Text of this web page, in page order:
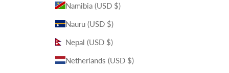
Namibia (USD $)
Nauru (USD $)
Nepal (USD $)
Netherlands (USD $)